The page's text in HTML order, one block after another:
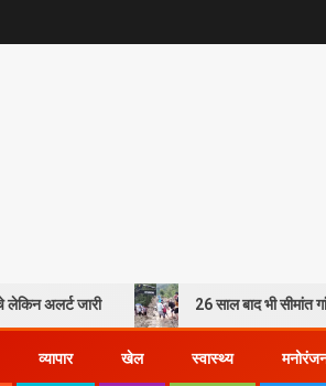
26 साल बाद भी सीमांत गांवों की पीड़ा
व्यापार खेल स्वास्थ्य